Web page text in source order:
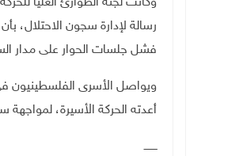
رسالة لإدارة سجون الاحتلال،
فشل جلسات الحوار على مدار
أعدته الحركة الأسيرة،
ــــــــ